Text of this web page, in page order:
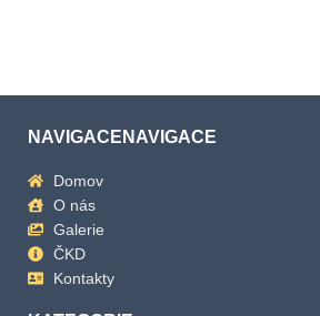
NAVIGACENAVIGACE
Domov
O nás
Galerie
ČKD
Kontakty